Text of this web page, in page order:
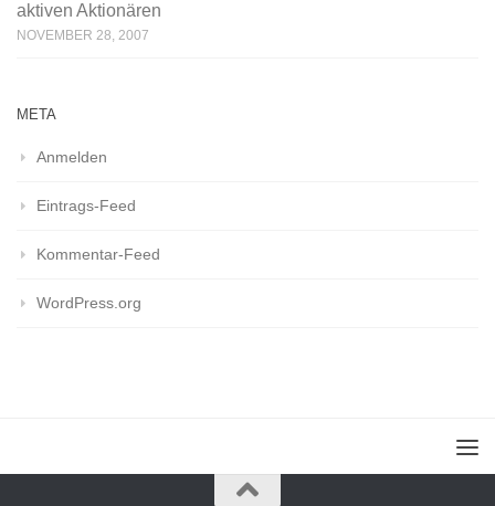
aktiven Aktionären
NOVEMBER 28, 2007
META
Anmelden
Eintrags-Feed
Kommentar-Feed
WordPress.org